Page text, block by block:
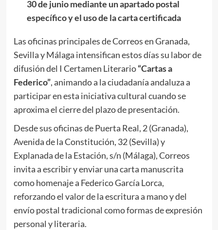
30 de junio mediante un apartado postal
específico y el uso de la carta certificada
Las oficinas principales de Correos en Granada,
Sevilla y Málaga intensifican estos días su labor de
difusión del I Certamen Literario“Cartas a
Federico”, animando a la ciudadanía andaluza a
participar en esta iniciativa cultural cuando se
aproxima el cierre del plazo de presentación.
Desde sus oficinas de Puerta Real, 2 (Granada),
Avenida de la Constitución, 32 (Sevilla) y
Explanada de la Estación, s/n (Málaga), Correos
invita a escribir y enviar una carta manuscrita
como homenaje a Federico García Lorca,
reforzando el valor de la escritura a mano y del
envío postal tradicional como formas de expresión
personal y literaria.